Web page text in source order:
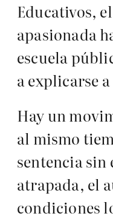
Educativos,
apasionada
escuela
a explicarse
Hay un
al mismo
sentencia sin
atrapada, el
condiciones